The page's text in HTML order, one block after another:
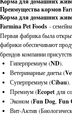
Преимущества кормов
Корма для домашних
Farmina Pet Foods -
Первая фабрика была
фабрики обеспечивают
брендов компании
Гиперпремиум (ND).
Ветеринарные диеты (
Суперпремиум (Cibau).
Премиум (Ecopet для
Эконом (Fun Dog, Fun
Вит-Актив